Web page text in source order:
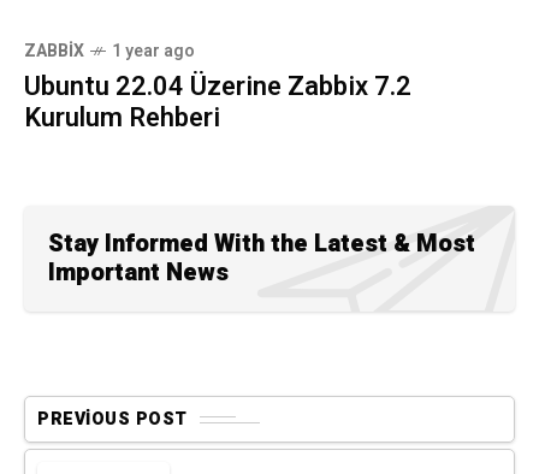
ZABBIX 1 year ago
Ubuntu 22.04 Üzerine Zabbix 7.2
Kurulum Rehberi
Stay Informed With the Latest & Most
Important News
PREVIOUS POST